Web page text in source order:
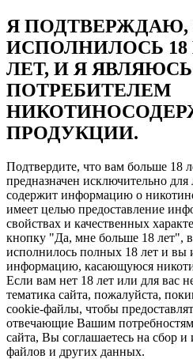
Я
ИСПОЛНИЛОСЬ 18
ЛЕТ, И Я ЯВЛЯЮСЬ
ПОТРЕБИТЕЛЕМ
ПРОДУКЦИИ.
Подтвердите, что вам больше 18
предназначен исключительно
содержит информацию о
имеет целью предоставление
свойствах и качественных
кнопку "Да, мне больше 18 лет",
исполнилось полных 18 лет и вы
информацию, касающуюся
Если вам нет 18 лет или для вас
тематика сайта, пожалуйста,
cookie-файлы, чтобы
отвечающие Вашим
сайта, Вы соглашаетесь на сбор и
файлов и других данных.